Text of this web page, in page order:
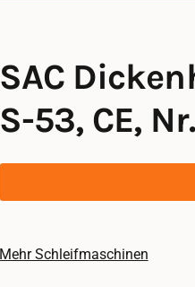
SAC
S-53, CE,
Mehr Schleifmaschinen